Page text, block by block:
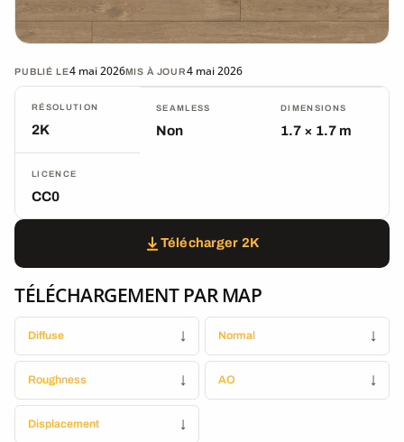
PUBLIÉ LE4 mai 2026MIS À JOUR4 mai 2026
RÉSOLUTION
2K
SEAMLESS
Non
DIMENSIONS
1.7 × 1.7 m
LICENCE
CC0
Télécharger 2K
TÉLÉCHARGEMENT PAR MAP
Diffuse ↓ Normal ↓
Roughness ↓ AO ↓
Displacement ↓